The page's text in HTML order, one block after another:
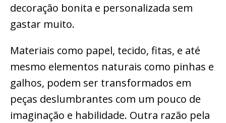
decoração bonita e personalizada sem
gastar muito.
Materiais como papel, tecido, fitas, e até
mesmo elementos naturais como pinhas e
galhos, podem ser transformados em
peças deslumbrantes com um pouco de
imaginação e habilidade. Outra razão pela